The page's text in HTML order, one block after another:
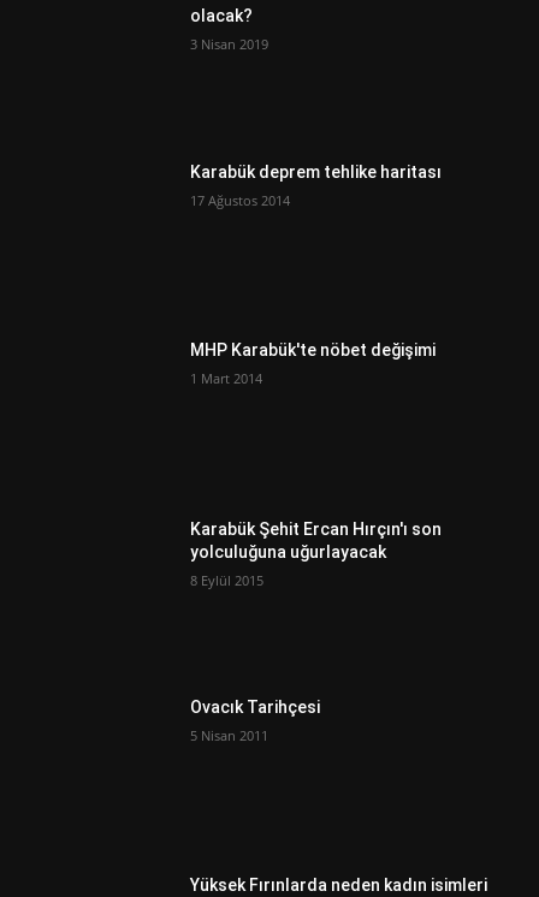
olacak?
3 Nisan 2019
Karabük deprem tehlike haritası
17 Ağustos 2014
MHP Karabük'te nöbet değişimi
1 Mart 2014
Karabük Şehit Ercan Hırçın'ı son
yolculuğuna uğurlayacak
8 Eylül 2015
Ovacık Tarihçesi
5 Nisan 2011
Yüksek Fırınlarda neden kadın isimleri